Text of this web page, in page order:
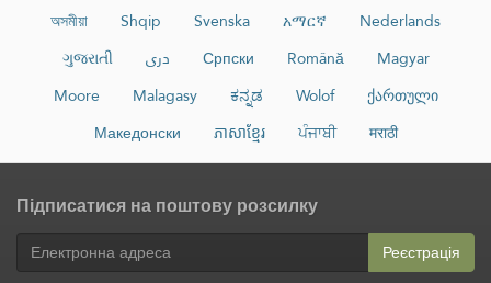
অসমীয়া
Shqip Svenska አማርኛ
Nederlands
ગુજરાતી
دری Српски Română
Magyar
Moore
Malagasy ಕನ್ನಡ Wolof
ქართული
Македонски
ភាសាខ្មែរ ਪੰਜਾਬੀ मराठी
Підписатися на поштову розсилку
Реєстрація